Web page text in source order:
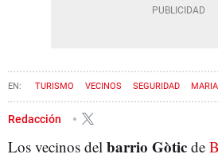
TURISMO VECINOS SEGURIDAD
Redacción
Los vecinos del barrio Gòtic de